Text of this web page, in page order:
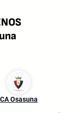
CA Osasuna